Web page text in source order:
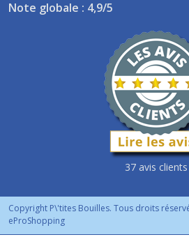
Note globale : 4,9/5
37 avis clients
Copyright P\'tites Bouilles. Tous droits
eProShopping